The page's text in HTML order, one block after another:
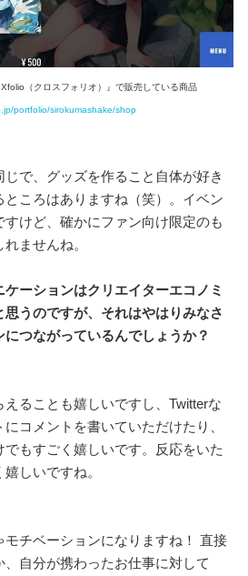
（クロスフォリオ）』で販売している商品
portfolio/sirokumashake/shop
で、グッズを作ること自体が好き
ころはありますね（笑）。イベン
すけど、確かにファン向け限定のも
ませんね。
ーションはクリエイターエコノミ
うのですが、それはやはりみなさ
つながっているんでしょうか？
ることも嬉しいですし、Twitterな
コメントを書いていただけたり、
もすごく嬉しいです。反応をいた
しいですね。
チベーションになりますね！ 直接
自分が携わったお仕事に対して